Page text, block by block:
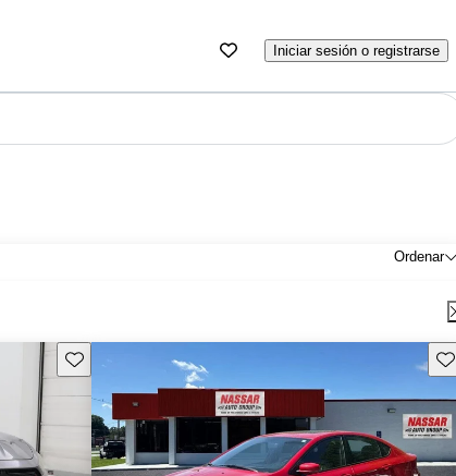
Iniciar sesión o registrarse
Ordenar
Guarda este Aviso